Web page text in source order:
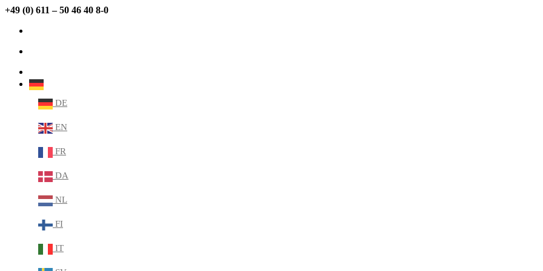
+49 (0) 611 – 50 46 40 8-0
DE
EN
FR
DA
NL
FI
IT